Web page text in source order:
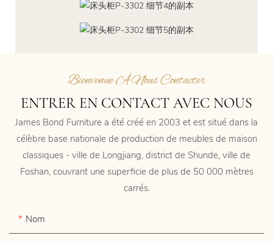
Bienvenue À Nous Contacter
ENTRER EN CONTACT AVEC NOUS
James Bond Furniture a été créé en 2003 et est situé dans la
célèbre base nationale de production de meubles de maison
classiques - ville de Longjiang, district de Shunde, ville de
Foshan, couvrant une superficie de plus de 50 000 mètres
carrés.
Nom